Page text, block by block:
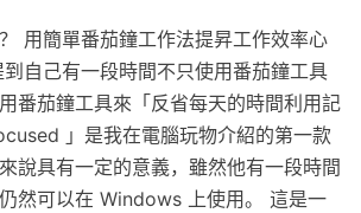
用簡單番茄鐘工作法提昇工作效率心
自己有一段時間不只使用番茄鐘工具
番茄鐘工具來「反省每天的時間利用記
」是我在電腦玩物介紹的第一款
說具有一定的意義，雖然他有一段時間
然可以在 Windows 上使用。 這是一